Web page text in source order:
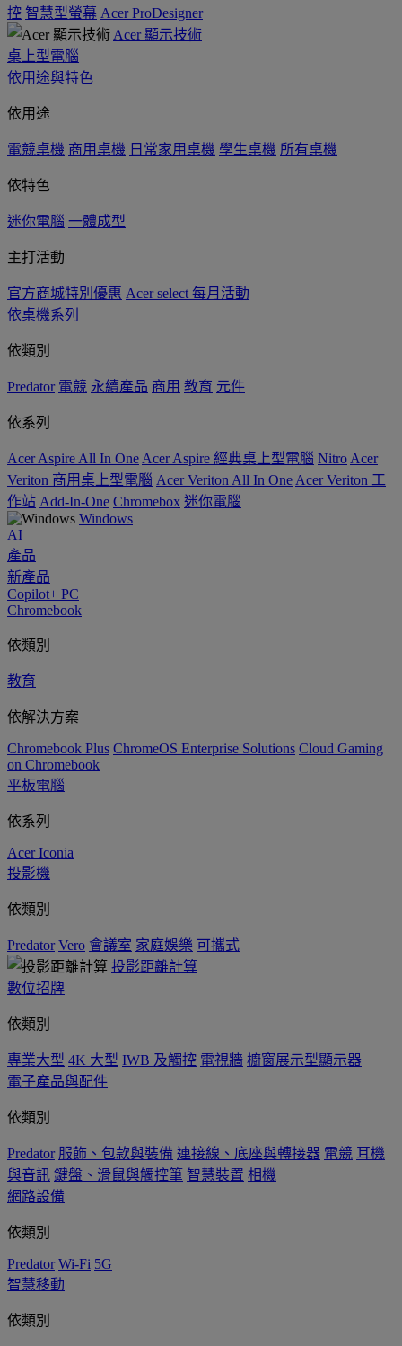
控 智慧型螢幕 Acer ProDesigner
Acer 顯示技術
桌上型電腦
依用途與特色
依用途
電競桌機 商用桌機 日常家用桌機 學生桌機 所有桌機
依特色
迷你電腦 一體成型
主打活動
官方商城特別優惠 Acer select 每月活動
依桌機系列
依類別
Predator 電競 永續產品 商用 教育 元件
依系列
Acer Aspire All In One Acer Aspire 經典桌上型電腦 Nitro Acer
Veriton 商用桌上型電腦 Acer Veriton All In One Acer Veriton 工
作站 Add-In-One Chromebox 迷你電腦
Windows
AI
產品
新產品
Copilot+ PC
Chromebook
依類別
教育
依解決方案
Chromebook Plus ChromeOS Enterprise Solutions Cloud Gaming
on Chromebook
平板電腦
依系列
Acer Iconia
投影機
依類別
Predator Vero 會議室 家庭娛樂 可攜式
投影距離計算
數位招牌
依類別
專業大型 4K 大型 IWB 及觸控 電視牆 櫥窗展示型顯示器
電子產品與配件
依類別
Predator 服飾、包款與裝備 連接線、底座與轉接器 電競 耳機
與音訊 鍵盤、滑鼠與觸控筆 智慧裝置 相機
網路設備
依類別
Predator Wi-Fi 5G
智慧移動
依類別